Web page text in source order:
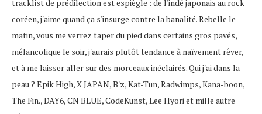
tracklist de prédilection est espiègle : de l'indé japonais au rock
coréen, j'aime quand ça s'insurge contre la banalité. Rebelle le
matin, vous me verrez taper du pied dans certains gros pavés,
mélancolique le soir, j'aurais plutôt tendance à naïvement rêver,
et à me laisser aller sur des morceaux inéclairés. Qui j'ai dans la
peau ? Epik High, X JAPAN, B'z, Kat-Tun, Radwimps, Kana-boon,
The Fin., DAY6, CN BLUE, CodeKunst, Lee Hyori et mille autre